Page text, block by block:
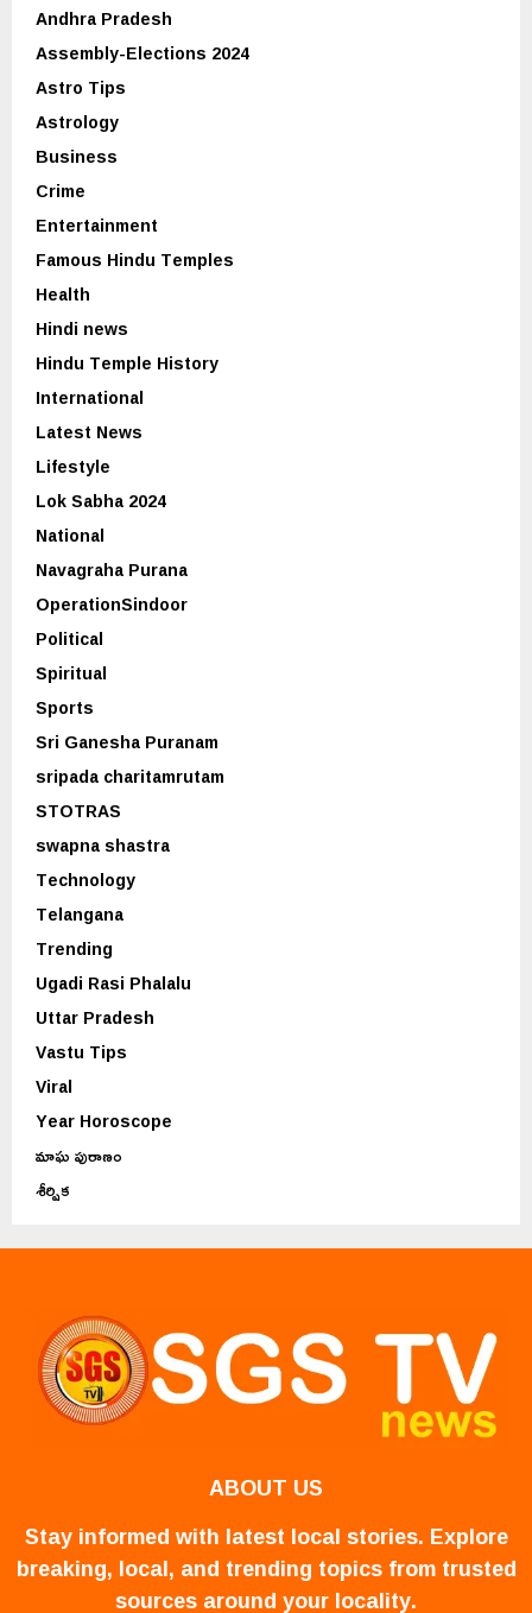
Andhra Pradesh
Assembly-Elections 2024
Astro Tips
Astrology
Business
Crime
Entertainment
Famous Hindu Temples
Health
Hindi news
Hindu Temple History
International
Latest News
Lifestyle
Lok Sabha 2024
National
Navagraha Purana
OperationSindoor
Political
Spiritual
Sports
Sri Ganesha Puranam
sripada charitamrutam
STOTRAS
swapna shastra
Technology
Telangana
Trending
Ugadi Rasi Phalalu
Uttar Pradesh
Vastu Tips
Viral
Year Horoscope
మాఘ పురాణం
శీర్షిక
ABOUT US
Stay informed with latest local stories. Explore
breaking, local, and trending topics from trusted
sources around your locality.